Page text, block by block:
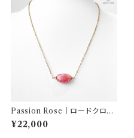
Passion Rose｜ロードクロサ
イト ネックレス｜AQUARYLI
S
¥22,000